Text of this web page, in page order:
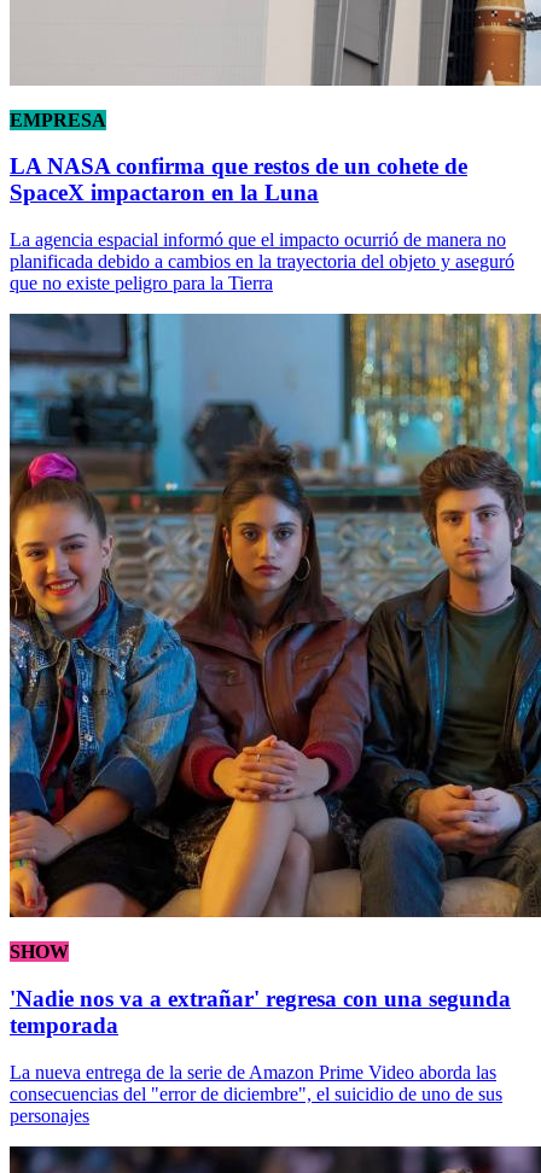
EMPRESA
LA NASA confirma que restos de un cohete de
SpaceX impactaron en la Luna
La agencia espacial informó que el impacto ocurrió de manera no
planificada debido a cambios en la trayectoria del objeto y aseguró
que no existe peligro para la Tierra
SHOW
'Nadie nos va a extrañar' regresa con una segunda
temporada
La nueva entrega de la serie de Amazon Prime Video aborda las
consecuencias del "error de diciembre", el suicidio de uno de sus
personajes